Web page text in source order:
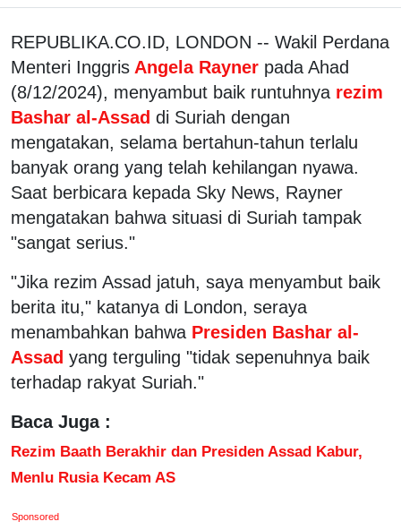
REPUBLIKA.CO.ID, LONDON -- Wakil Perdana
Menteri Inggris Angela Rayner pada Ahad
(8/12/2024), menyambut baik runtuhnya rezim
Bashar al-Assad di Suriah dengan
mengatakan, selama bertahun-tahun terlalu
banyak orang yang telah kehilangan nyawa.
Saat berbicara kepada Sky News, Rayner
mengatakan bahwa situasi di Suriah tampak
"sangat serius."
"Jika rezim Assad jatuh, saya menyambut baik
berita itu," katanya di London, seraya
menambahkan bahwa Presiden Bashar al-
Assad yang terguling "tidak sepenuhnya baik
terhadap rakyat Suriah."
Baca Juga :
Rezim Baath Berakhir dan Presiden Assad Kabur,
Menlu Rusia Kecam AS
Sponsored